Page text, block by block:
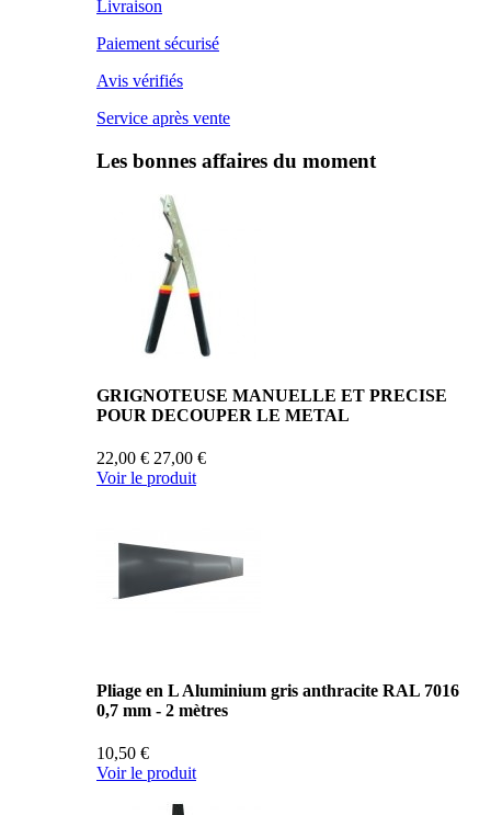
Livraison
Paiement sécurisé
Avis vérifiés
Service après vente
Les bonnes affaires du moment
GRIGNOTEUSE MANUELLE ET PRECISE
POUR DECOUPER LE METAL
22,00 € 27,00 €
Voir le produit
Pliage en L Aluminium gris anthracite RAL 7016
0,7 mm - 2 mètres
10,50 €
Voir le produit